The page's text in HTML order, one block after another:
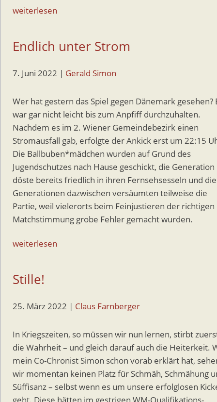
weiterlesen
Endlich unter Strom
7. Juni 2022 | Gerald Simon
Wer hat gestern das Spiel gegen Dänemark gesehen?
war gar nicht leicht bis zum Anpfiff durchzuhalten.
Nachdem es im 2. Wiener Gemeindebezirk einen
Stromausfall gab, erfolgte der Ankick erst um 22:15
Die Ballbuben*mädchen wurden auf Grund des
Jugendschutzes nach Hause geschickt, die Generation
döste bereits friedlich in ihren Fernsehsesseln und die
Generationen dazwischen versäumten teilweise die
Partie, weil vielerorts beim Feinjustieren der richtigen
Matchstimmung grobe Fehler gemacht wurden.
weiterlesen
Stille!
25. März 2022 | Claus Farnberger
In Kriegszeiten, so müssen wir nun lernen, stirbt
die Wahrheit – und gleich darauf auch die Heiterkeit.
mein Co-Chronist Simon schon vorab erklärt hat,
wir momentan keinen Platz für Schmäh, Schmähung
Süffisanz – selbst wenn es um unsere erfolglosen